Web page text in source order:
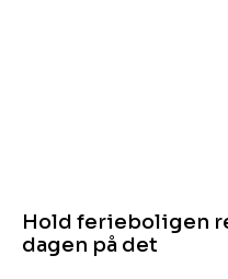
Hold ferieboligen
dagen på det